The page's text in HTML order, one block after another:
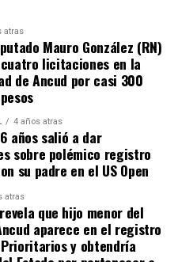
el dictamen de
permite nuevamente
particular en el
viene con algunas
rigurosos en la
la persona que quiera
construido
cerrado, tiene que
a los servicios básicos,
luz eléctrica y tener
por más de 5 años,
el consejero de la
atras
Mauro González (RN)
licitaciones en la
de Ancud por casi 300
4 años atras
años salió a dar
sobre polémico registro
su padre en el US Open
atras
que hijo menor del
aparece en el registro
y obtendría